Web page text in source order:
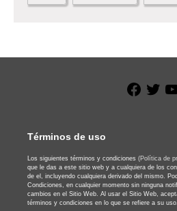
Términos de uso
Los siguientes términos y condiciones (Política de
que le das a este sitio web y a cualquiera de los
de el, incluyendo cualquiera derivado del mismo.
Condiciones, en cualquier momento sin ninguna
cambios en el Sitio Web. Al usar el Sitio Web,
términos y condiciones en lo que se refiere a su uso.